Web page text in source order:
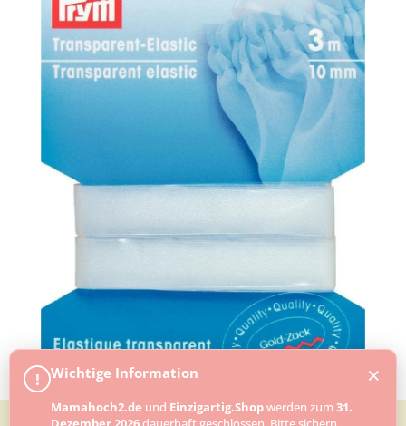
! Wichtige Information
Mamahoch2.de und Einzigartig.Shopwerden zum 31.
×